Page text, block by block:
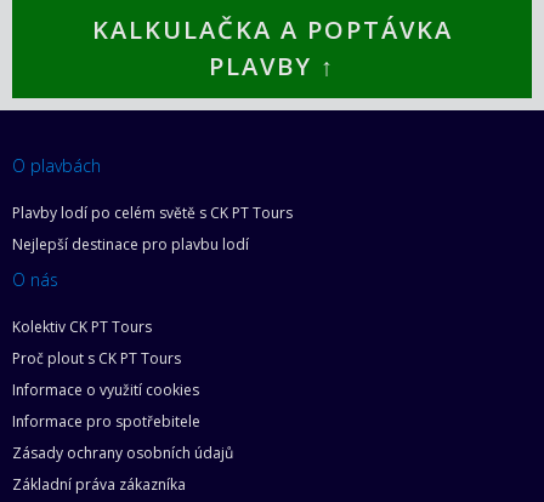
KALKULAČKA A POPTÁVKA
PLAVBY ↑
O plavbách
Plavby lodí po celém světě s CK PT Tours
Nejlepší destinace pro plavbu lodí
O nás
Kolektiv CK PT Tours
Proč plout s CK PT Tours
Informace o využití cookies
Informace pro spotřebitele
Zásady ochrany osobních údajů
Základní práva zákazníka